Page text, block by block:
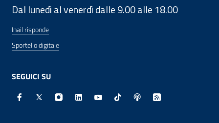
Dal lunedì al venerdì dalle 9.00 alle 18.00
Inail risponde
Sportello digitale
SEGUICI SU
Facebook - Sito esterno - Apertura in nuova finestra
X - Sito esterno - Apertura in nuova finestra
Instagram - Sito esterno - Apertura in
Linkedin - Sito esterno - Apertura in
Youtube - Sito esterno -
TikTok - Sito esterno -
Spreaker - Sito
Feed RSS -